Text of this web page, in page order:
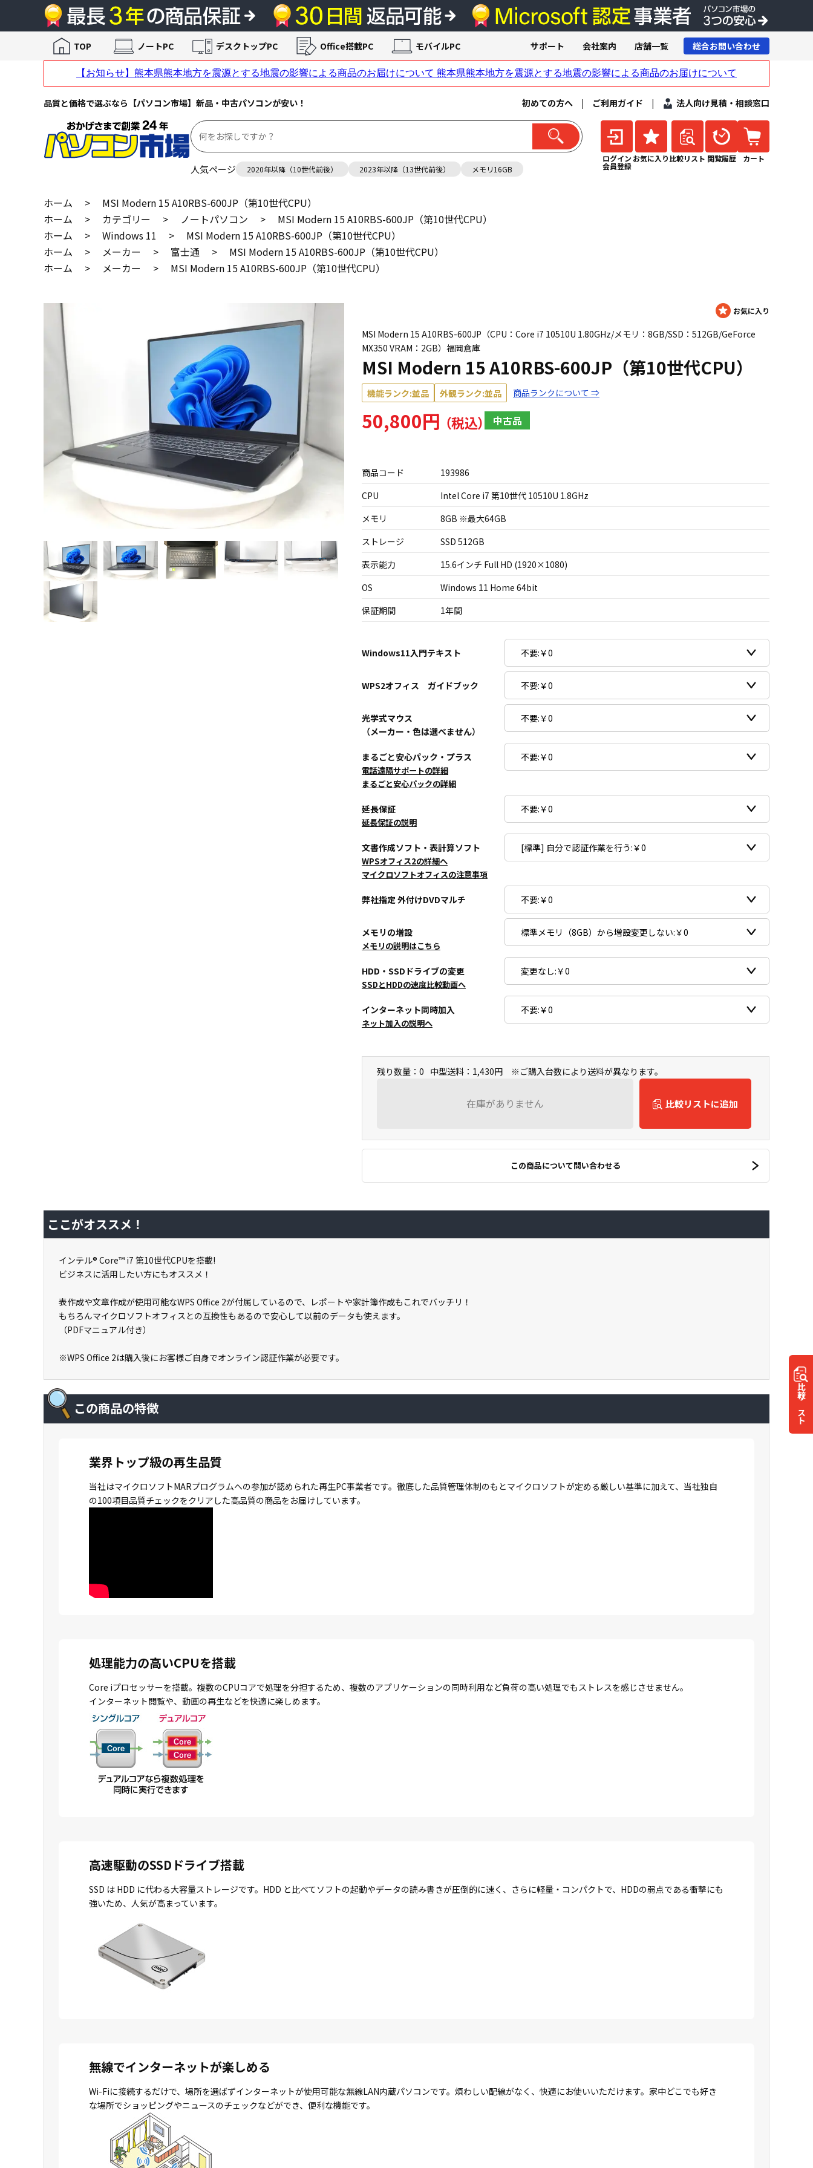
品質と価格で選ぶなら【パソコン市場】新品・中古パソコンが安い！ 初めての方へ | ご利用ガイド | 法人向け見積・相談窓口
人気ページ 2020年以降（10世代前後） 2023年以降（13世代前後） メモリ16GB
ログイン
会員登録
お気に入り 比較リスト 閲覧履歴 カート
TOP ノートPC デスクトップPC Office搭載PC モバイルPC サポート 会社案内 店舗一覧 総合お問い合わせ
ホーム >
MSI Modern 15 A10RBS-600JP（第10世代CPU）
ホーム
> カテゴリー > ノートパソコン >
MSI Modern 15 A10RBS-600JP（第10世代CPU）
ホーム
> Windows 11 >
MSI Modern 15 A10RBS-600JP（第10世代CPU）
ホーム
> メーカー > 富士通 >
MSI Modern 15 A10RBS-600JP（第10世代CPU）
ホーム
> メーカー > MSI Modern 15 A10RBS-600JP（第10世代CPU）
MSI Modern 15 A10RBS-600JP（CPU：Core i7 10510U 1.80GHz/メモリ：8GB/SSD：512GB/GeForce
MX350 VRAM：2GB）福岡倉庫
MSI Modern 15 A10RBS-600JP（第10世代CPU）
機能ランク:並品 外観ランク:並品 商品ランクについて ⇒
50,800円 中古品
商品コード
193986
CPU
Intel Core i7 第10世代 10510U 1.8GHz
メモリ
8GB ※最大64GB
ストレージ
SSD 512GB
表示能力
15.6インチ Full HD (1920×1080)
OS
Windows 11 Home 64bit
保証期間
1年間
Windows11入門テキスト
WPS2オフィス ガイドブック
光学式マウス
（メーカー・色は選べません）
まるごと安心パック・プラス
電話遠隔サポートの詳細
まるごと安心パックの詳細
延長保証
延長保証の説明
文書作成ソフト・表計算ソフト
WPSオフィス2の詳細へ
マイクロソフトオフィスの注意事項
弊社指定 外付けDVDマルチ
メモリの増設
メモリの説明はこちら
HDD・SSDドライブの変更
SSDとHDDの速度比較動画へ
インターネット同時加入
ネット加入の説明へ
残り数量：0 中型送料：1,430円 ※ご購入台数により送料が異なります。
在庫がありません 比較リストに追加
この商品について問い合わせる
比較
リスト
ここがオススメ！
インテル® Core™ i7 第10世代CPUを搭載!
ビジネスに活用したい方にもオススメ！
表作成や文章作成が使用可能なWPS Office 2が付属しているので、レポートや家計簿作成もこれでバッチリ！
もちろんマイクロソフトオフィスとの互換性もあるので安心して以前のデータも使えます。
（PDFマニュアル付き）
※WPS Office 2は購入後にお客様ご自身でオンライン認証作業が必要です。
この商品の特徴
業界トップ級の再生品質
当社はマイクロソフトMARプログラムへの参加が認められた再生PC事業者です。徹底した品質管理体制のもとマイクロソフトが定める厳しい基準に加えて、当社独自
の100項目品質チェックをクリアした高品質の商品をお届けしています。
処理能力の高いCPUを搭載
Core iプロセッサーを搭載。複数のCPUコアで処理を分担するため、複数のアプリケーションの同時利用など負荷の高い処理でもストレスを感じさせません。
インターネット閲覧や、動画の再生などを快適に楽しめます。
高速駆動のSSDドライブ搭載
SSD は HDD に代わる大容量ストレージです。HDD と比べてソフトの起動やデータの読み書きが圧倒的に速く、さらに軽量・コンパクトで、HDDの弱点である衝撃にも
強いため、人気が高まっています。
無線でインターネットが楽しめる
Wi-Fiに接続するだけで、場所を選ばずインターネットが使用可能な無線LAN内蔵パソコンです。煩わしい配線がなく、快適にお使いいただけます。家中どこでも好き
な場所でショッピングやニュースのチェックなどができ、便利な機能です。